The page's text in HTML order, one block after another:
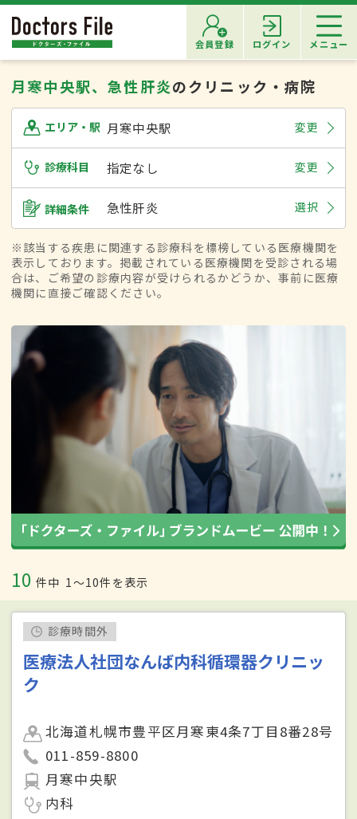
会員登録 ログイン メニュー
月寒中央駅、急性肝炎のクリニック・病院
エリア・駅 月寒中央駅 変更
診療科目 指定なし 変更
詳細条件 急性肝炎 選択
※該当する疾患に関連する診療科を標榜している医療機関を
表示しております。掲載されている医療機関を受診される場
合は、ご希望の診療内容が受けられるかどうか、事前に医療
機関に直接ご確認ください。
10 件中 1〜10件を表示
診療時間外
医療法人社団なんば内科循環器クリニッ
ク
北海道札幌市豊平区月寒東4条7丁目8番28号
011-859-8800
月寒中央駅
内科